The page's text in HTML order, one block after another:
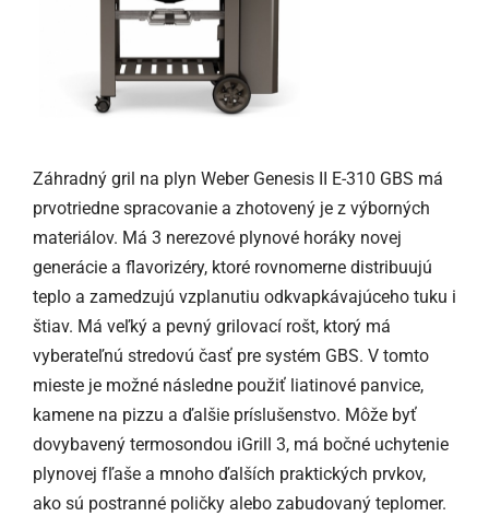
Záhradný gril na plyn Weber Genesis II E-310 GBS má
prvotriedne spracovanie a zhotovený je z výborných
materiálov. Má 3 nerezové plynové horáky novej
generácie a flavorizéry, ktoré rovnomerne distribuujú
teplo a zamedzujú vzplanutiu odkvapkávajúceho tuku i
štiav. Má veľký a pevný grilovací rošt, ktorý má
vyberateľnú stredovú časť pre systém GBS. V tomto
mieste je možné následne použiť liatinové panvice,
kamene na pizzu a ďalšie príslušenstvo. Môže byť
dovybavený termosondou iGrill 3, má bočné uchytenie
plynovej fľaše a mnoho ďalších praktických prvkov,
ako sú postranné poličky alebo zabudovaný teplomer.